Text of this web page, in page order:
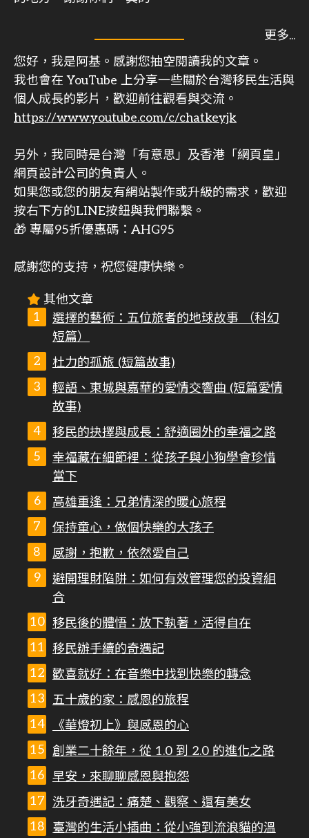
您好，我是阿基。感謝您抽空閱讀我的文章。
我也會在 YouTube 上分享一些關於台灣移民生活與
個人成長的影片，歡迎前往觀看與交流。
https://www.youtube.com/c/chatkeyjk
另外，我同時是台灣「有意思」及香港「網頁皇」
網頁設計公司的負責人。
如果您或您的朋友有網站製作或升級的需求，歡迎
按右下方的LINE按鈕與我們聯繫。
🎁 專屬95折優惠碼：AHG95
感謝您的支持，祝您健康快樂。
其他文章
選擇的藝術：五位旅者的地球故事 （科幻
短篇）
杜力的孤旅 (短篇故事)
輕語、東城與嘉華的愛情交響曲 (短篇愛情
故事)
移民的抉擇與成長：舒適圈外的幸福之路
幸福藏在細節裡：從孩子與小狗學會珍惜
當下
高雄重逢：兄弟情深的暖心旅程
保持童心，做個快樂的大孩子
感謝，抱歉，依然愛自己
避開理財陷阱：如何有效管理您的投資組
合
移民後的體悟：放下執著，活得自在
移民辦手續的奇遇記
歡喜就好：在音樂中找到快樂的轉念
五十歲的家：感恩的旅程
《華燈初上》與感恩的心
創業二十餘年，從 1.0 到 2.0 的進化之路
早安，來聊聊感恩與抱怨
洗牙奇遇記：痛楚、觀察、還有美女
臺灣的生活小插曲：從小強到流浪貓的溫